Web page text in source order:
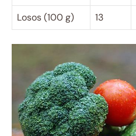
Losos (100 g) 13